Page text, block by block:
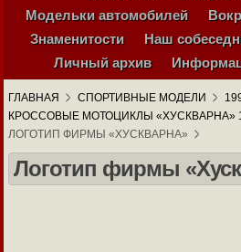
Модельки автомобилей
Знаменитости
Наш
Личный архив
ГЛАВНАЯ СПОРТИВНЫЕ МОДЕЛИ
КРОССОВЫЕ МОТОЦИКЛЫ «ХУСКВАРНА»
ЛОГОТИП ФИРМЫ «ХУСКВАРНА»
Логотип фирмы